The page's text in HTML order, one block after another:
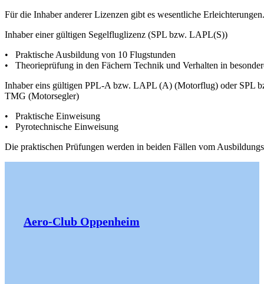
Für die Inhaber anderer Lizenzen gibt es wesentliche Erleichterungen.
Inhaber einer gültigen Segelfluglizenz (SPL bzw. LAPL(S))
• Praktische Ausbildung von 10 Flugstunden
• Theorieprüfung in den Fächern Technik und Verhalten in
Inhaber eins gültigen PPL-A bzw. LAPL (A) (Motorflug) oder SPL
TMG (Motorsegler)
• Praktische Einweisung
• Pyrotechnische Einweisung
Die praktischen Prüfungen werden in beiden Fällen vom
Aero-Club Oppenheim